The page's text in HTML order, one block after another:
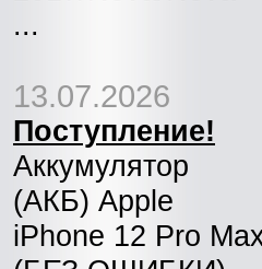
...
13.07.2026
Поступление!
Аккумулятор
(АКБ) Apple
iPhone 12 Pro